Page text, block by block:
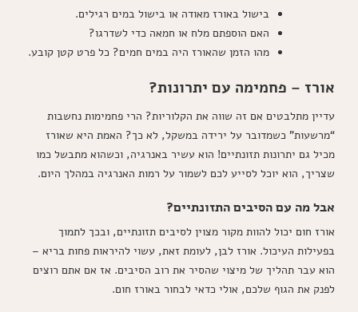
בישול באורז מאודה או בישול במים רגילים.
האם הוספתם מלח או חמאה כדי לשדרגו?
מהו הזמן שהאורז היה במים חמים? כל פרט קטן קובע.
אורז – פחמימה עם יתרונות?
עדיין מתלבטים אם זה שווה את הקלוריות? הרי פחמימות נחשבות
“מרשעות” כשמדובר על ירידה במשקל, לא כך? האמת היא שאורז
מכיל גם יתרונות תזונתיים! הוא עשיר באנרגיה, וכשהוא מתבשל כמו
שצריך, הוא יוכל לסייע לכם לשמור על רמות האנרגיה במהלך היום.
אבל מה עם הסיבים התזונתיים?
אורז חום יכול להוות מקור מצוין לסיבים תזונתיים, ובכך לתמוך
בפעילות העיכול. אורז לבן, לעומת זאת, עשוי להיראות פחות בריא –
הוא עבר תהליך של מיצוי שהסיר את רוב הסיבים. אז אם אתם רוצים
לפנק את הגוף שלכם, אולי כדאי לבחור באורז חום.